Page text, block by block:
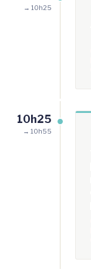
→ 10h25
10h25
→ 10h55